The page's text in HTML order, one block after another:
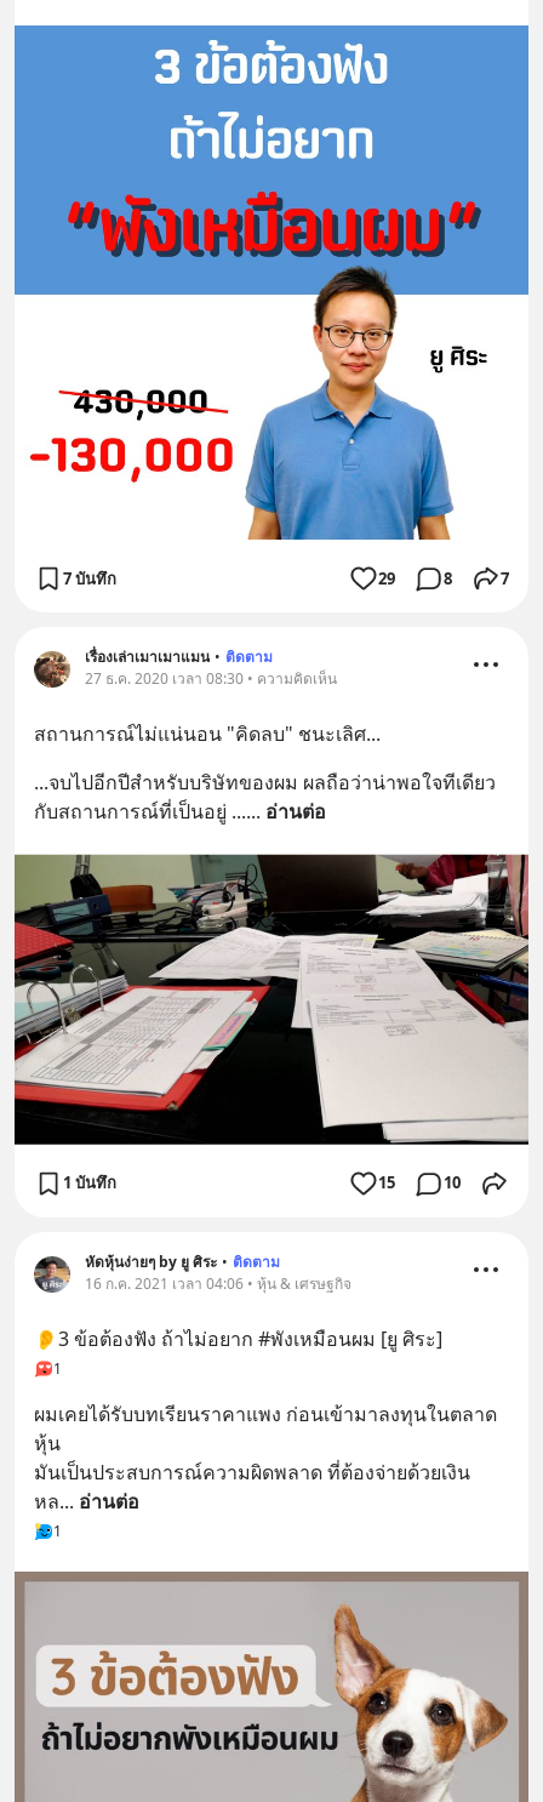
7 บันทึก 29 8 7
เรื่องเล่าเมาเมาแมน • ติดตาม
27 ธ.ค. 2020 เวลา 08:30 • ความคิดเห็น
สถานการณ์ไม่แน่นอน "คิดลบ" ชนะเลิศ...
...จบไปอีกปีสำหรับบริษัทของผม ผลถือว่าน่าพอใจทีเดียว
กับสถานการณ์ที่เป็นอยู่ ...... อ่านต่อ
1 บันทึก 15 10
หัดหุ้นง่ายๆ by ยู ศิระ • ติดตาม
16 ก.ค. 2021 เวลา 04:06 • หุ้น & เศรษฐกิจ
👂3 ข้อต้องฟัง ถ้าไม่อยาก #พังเหมือนผม [ยู ศิระ]
1
ผมเคยได้รับบทเรียนราคาแพง ก่อนเข้ามาลงทุนในตลาด
หุ้น
มันเป็นประสบการณ์ความผิดพลาด ที่ต้องจ่ายด้วยเงิน
หล... อ่านต่อ
1